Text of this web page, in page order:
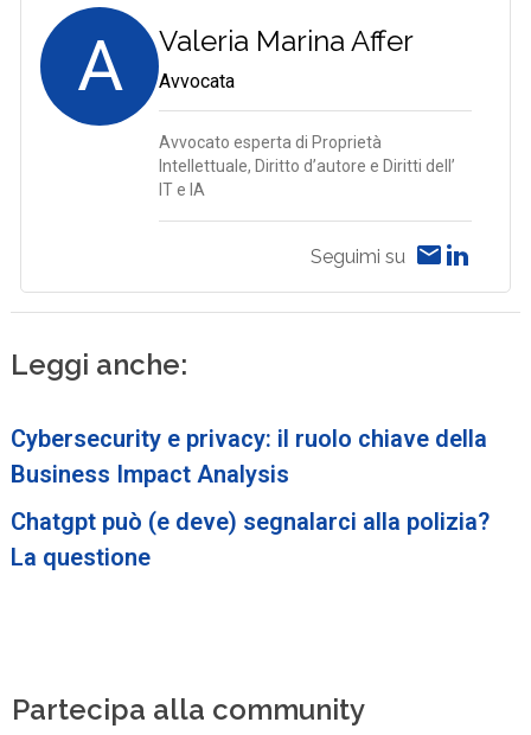
A Valeria Marina Affer
Avvocata
Avvocato esperta di Proprietà
Intellettuale, Diritto d’autore e Diritti dell’
IT e IA
Seguimi su
Leggi anche:
Cybersecurity e privacy: il ruolo chiave della
Business Impact Analysis
Chatgpt può (e deve) segnalarci alla polizia?
La questione
Partecipa alla community